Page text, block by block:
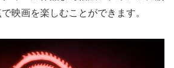
映画を楽しむことができます。